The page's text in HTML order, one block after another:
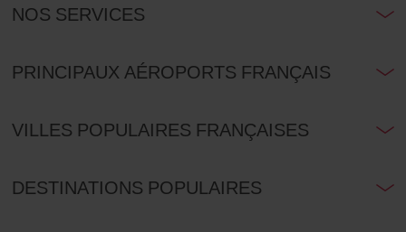
NOS SERVICES
PRINCIPAUX AÉROPORTS FRANÇAIS
VILLES POPULAIRES FRANÇAISES
DESTINATIONS POPULAIRES